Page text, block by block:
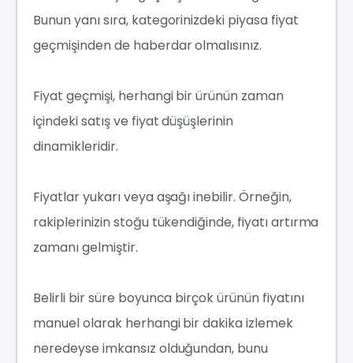
Bunun yanı sıra, kategorinizdeki piyasa fiyat
geçmişinden de haberdar olmalısınız.
Fiyat geçmişi, herhangi bir ürünün zaman
içindeki satış ve fiyat düşüşlerinin
dinamikleridir.
Fiyatlar yukarı veya aşağı inebilir. Örneğin,
rakiplerinizin stoğu tükendiğinde, fiyatı artırma
zamanı gelmiştir.
Belirli bir süre boyunca birçok ürünün fiyatını
manuel olarak herhangi bir dakika izlemek
neredeyse imkansız olduğundan, bunu